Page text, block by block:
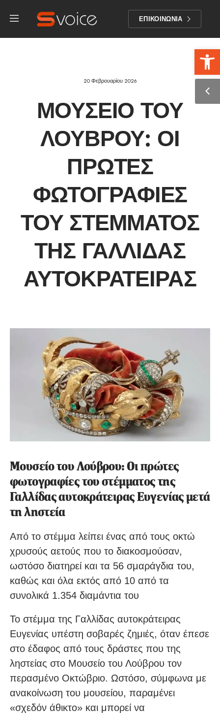
ΕΠΙΚΟΙΝΩΝΙΑ
20 Φεβρουαρίου 2026
ΜΟΥΣΕΊΟ ΤΟΥ
ΛΟΎΒΡΟΥ: ΟΙ
ΠΡΏΤΕΣ
ΦΩΤΟΓΡΑΦΊΕΣ
ΤΟΥ ΣΤΈΜΜΑΤΟΣ
ΤΗΣ ΓΑΛΛΊΔΑΣ
ΑΥΤΟΚΡΆΤΕΙΡΑΣ
Μουσείο του Λούβρου: Οι πρώτες
φωτογραφίες του στέμματος της
Γαλλίδας αυτοκράτειρας Ευγενίας μετά
τη ληστεία
Από το στέμμα λείπει ένας από τους οκτώ
χρυσούς αετούς που το διακοσμούσαν,
ωστόσο διατηρεί και τα 56 σμαράγδια του,
καθώς και όλα εκτός από 10 από τα
συνολικά 1.354 διαμάντια του
Το στέμμα της Γαλλίδας αυτοκράτειρας
Ευγενίας υπέστη σοβαρές ζημιές, όταν έπεσε
στο έδαφος από τους δράστες που της
ληστείας στο Μουσείο του Λούβρου τον
περασμένο Οκτώβριο. Ωστόσο, σύμφωνα με
ανακοίνωση του μουσείου, παραμένει
«σχεδόν άθικτο» και μπορεί να